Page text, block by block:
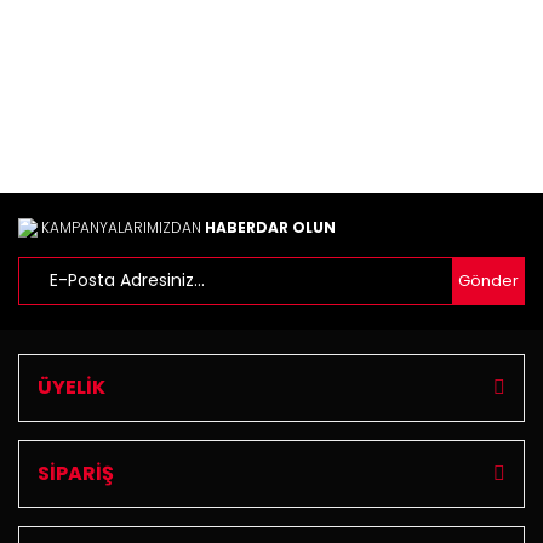
KAMPANYALARIMIZDAN HABERDAR OLUN
Gönder
ÜYELİK
SİPARİŞ